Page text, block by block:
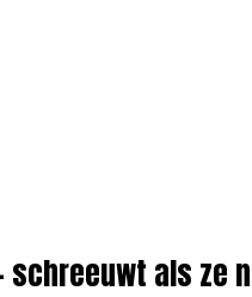
schreeuwt als ze